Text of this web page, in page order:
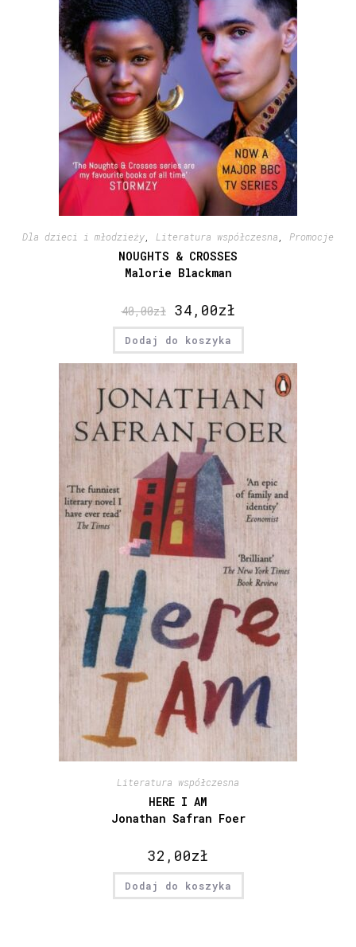
Dla dzieci i młodzieży Literatura współczesna Promocje
NOUGHTS & CROSSES
Malorie Blackman
40,00zł 34,00zł
Dodaj do koszyka
Literatura współczesna
HERE I AM
Jonathan Safran Foer
32,00zł
Dodaj do koszyka